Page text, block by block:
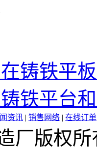
铸铁平
铁平台
资讯 | 销售网络 | 在线订单
厂版权所